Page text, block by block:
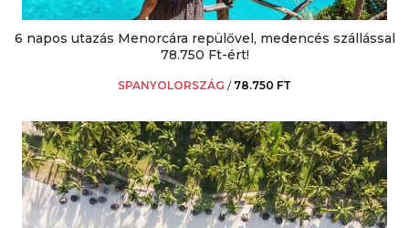
6 napos utazás Menorcára repülővel, medencés szállással
78.750 Ft-ért!
SPANYOLORSZÁG / 78.750 FT